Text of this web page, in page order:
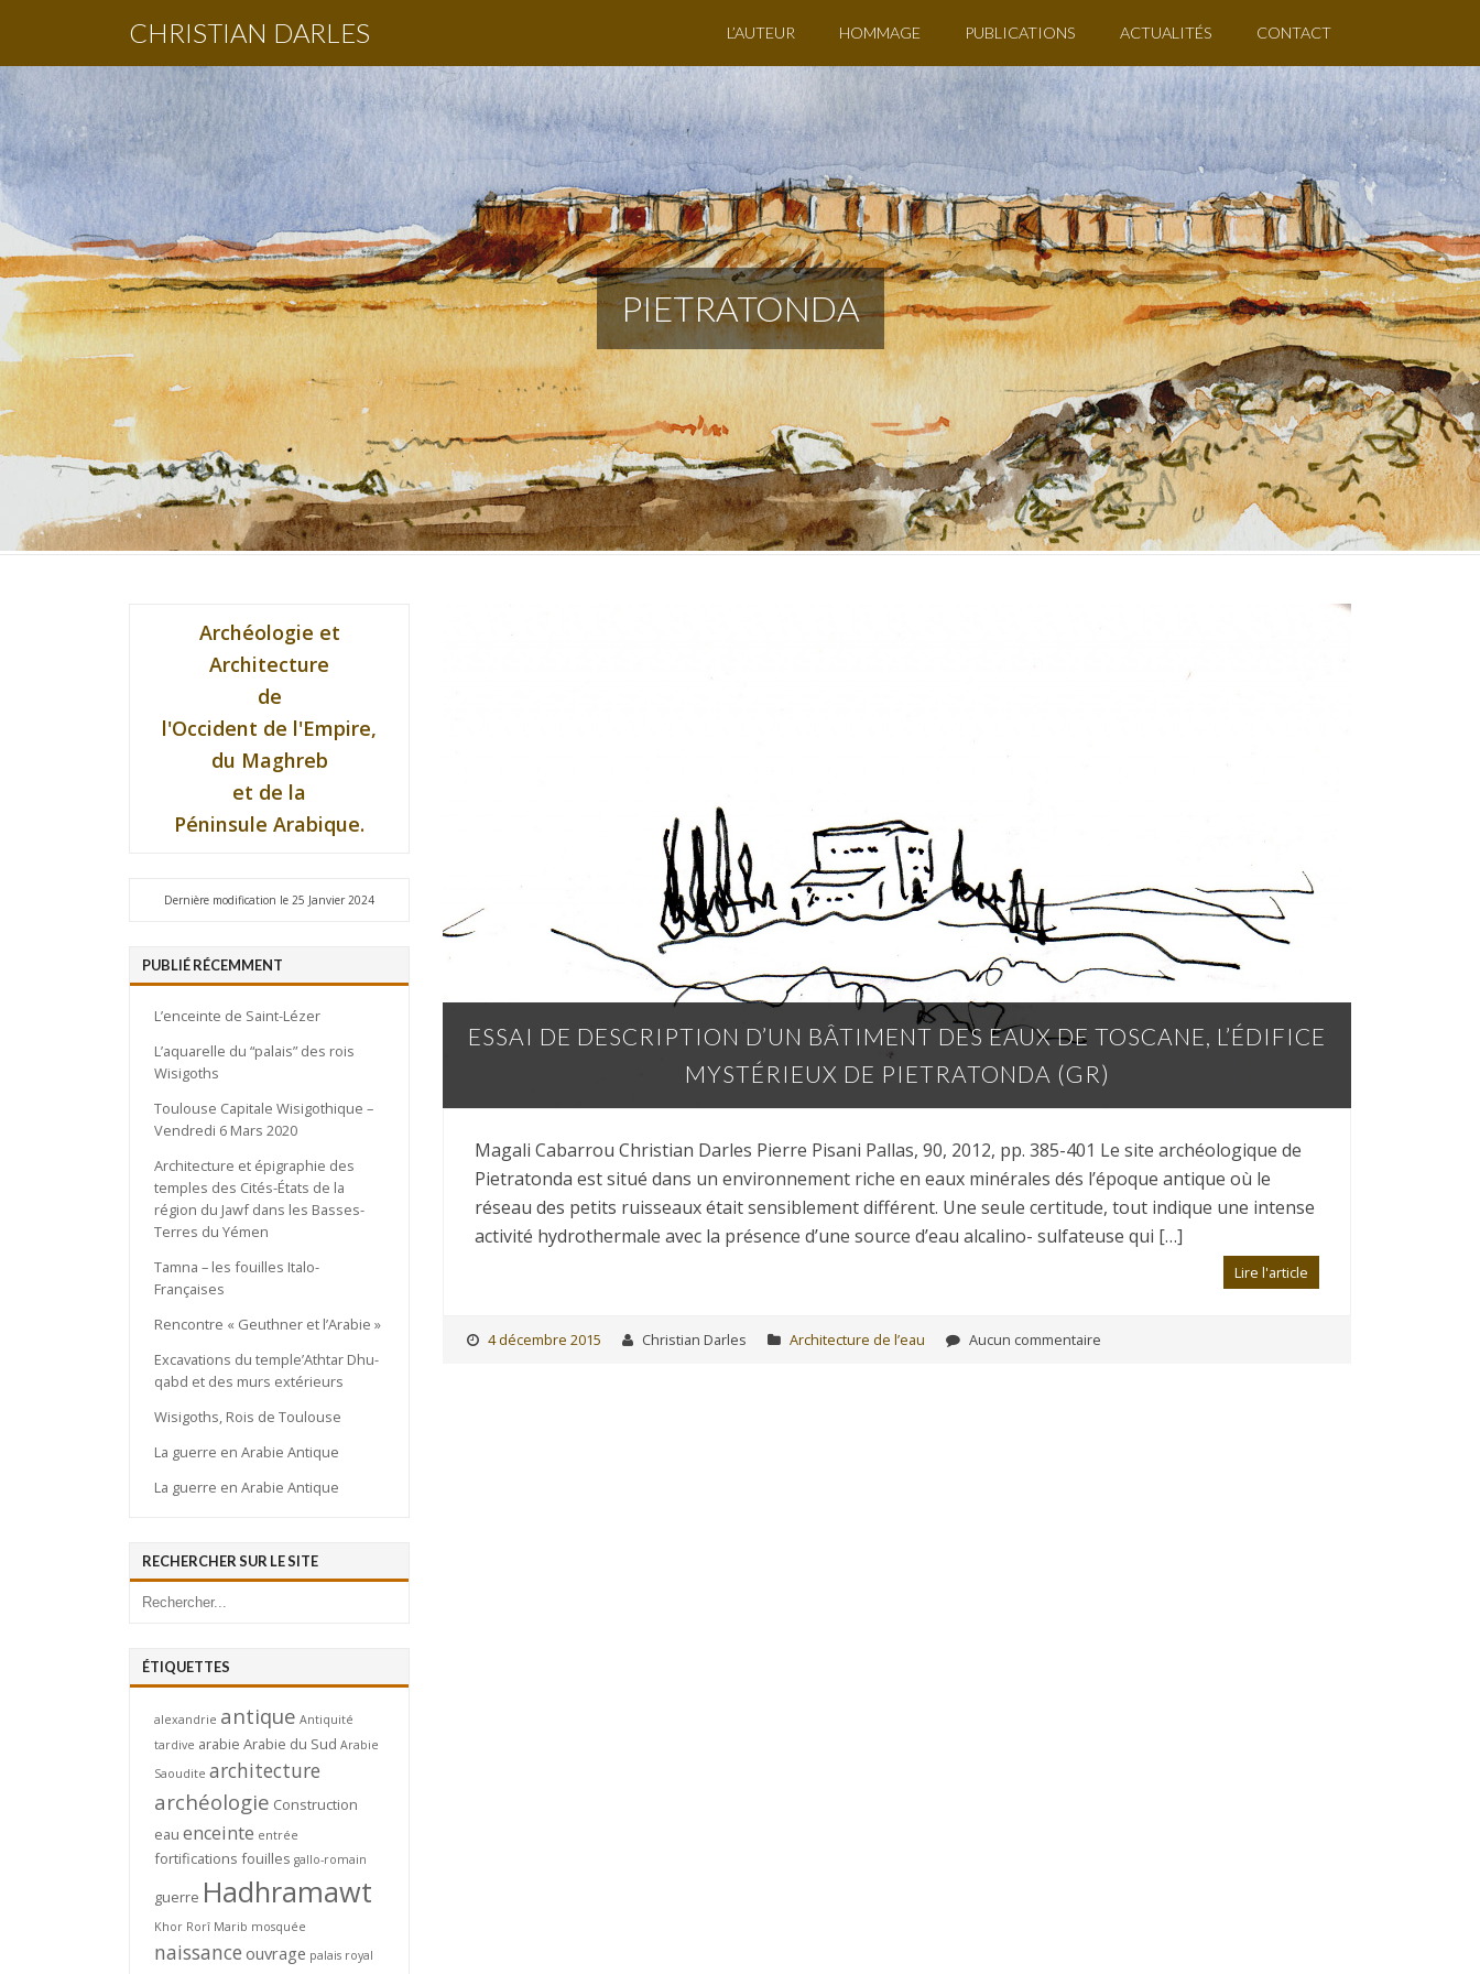
CHRISTIAN DARLES L’AUTEUR HOMMAGE PUBLICATIONS ACTUALITÉS CONTACT
PIETRATONDA
ESSAI DE DESCRIPTION D’UN BÂTIMENT DES EAUX DE TOSCANE, L’ÉDIFICE
MYSTÉRIEUX DE PIETRATONDA (GR)
Magali Cabarrou Christian Darles Pierre Pisani Pallas, 90, 2012, pp. 385-401 Le site archéologique de
Pietratonda est situé dans un environnement riche en eaux minérales dés l’époque antique où le
réseau des petits ruisseaux était sensiblement différent. Une seule certitude, tout indique une intense
activité hydrothermale avec la présence d’une source d’eau alcalino- sulfateuse qui […]
Lire l'article
4 décembre 2015 Christian Darles Architecture de l’eau Aucun commentaire
Archéologie et
Architecture
de
l'Occident de l'Empire,
du Maghreb
et de la
Péninsule Arabique.
Dernière modification le 25 Janvier 2024
PUBLIÉ RÉCEMMENT
L’enceinte de Saint-Lézer
L’aquarelle du “palais” des rois
Wisigoths
Toulouse Capitale Wisigothique –
Vendredi 6 Mars 2020
Architecture et épigraphie des
temples des Cités-États de la
région du Jawf dans les Basses-
Terres du Yémen
Tamna – les fouilles Italo-
Françaises
Rencontre « Geuthner et l’Arabie »
Excavations du temple’Athtar Dhu-
qabd et des murs extérieurs
Wisigoths, Rois de Toulouse
La guerre en Arabie Antique
La guerre en Arabie Antique
RECHERCHER SUR LE SITE
ÉTIQUETTES
alexandrie antique Antiquité
tardive arabie Arabie du Sud Arabie
Saoudite architecture
archéologie Construction
eau enceinte entrée
fortifications fouilles gallo-romain
guerre Hadhramawt
Khor Rorî Marib mosquée
naissance ouvrage palais royal